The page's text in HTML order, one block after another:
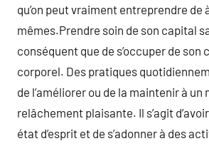
qu’on peut vraiment entreprendre de
mêmes.Prendre soin de son capital
conséquent que de s’occuper de son
corporel. Des pratiques
de l’améliorer ou de la maintenir à un
relâchement plaisante. Il s’agit
état d’esprit et de s’adonner à des